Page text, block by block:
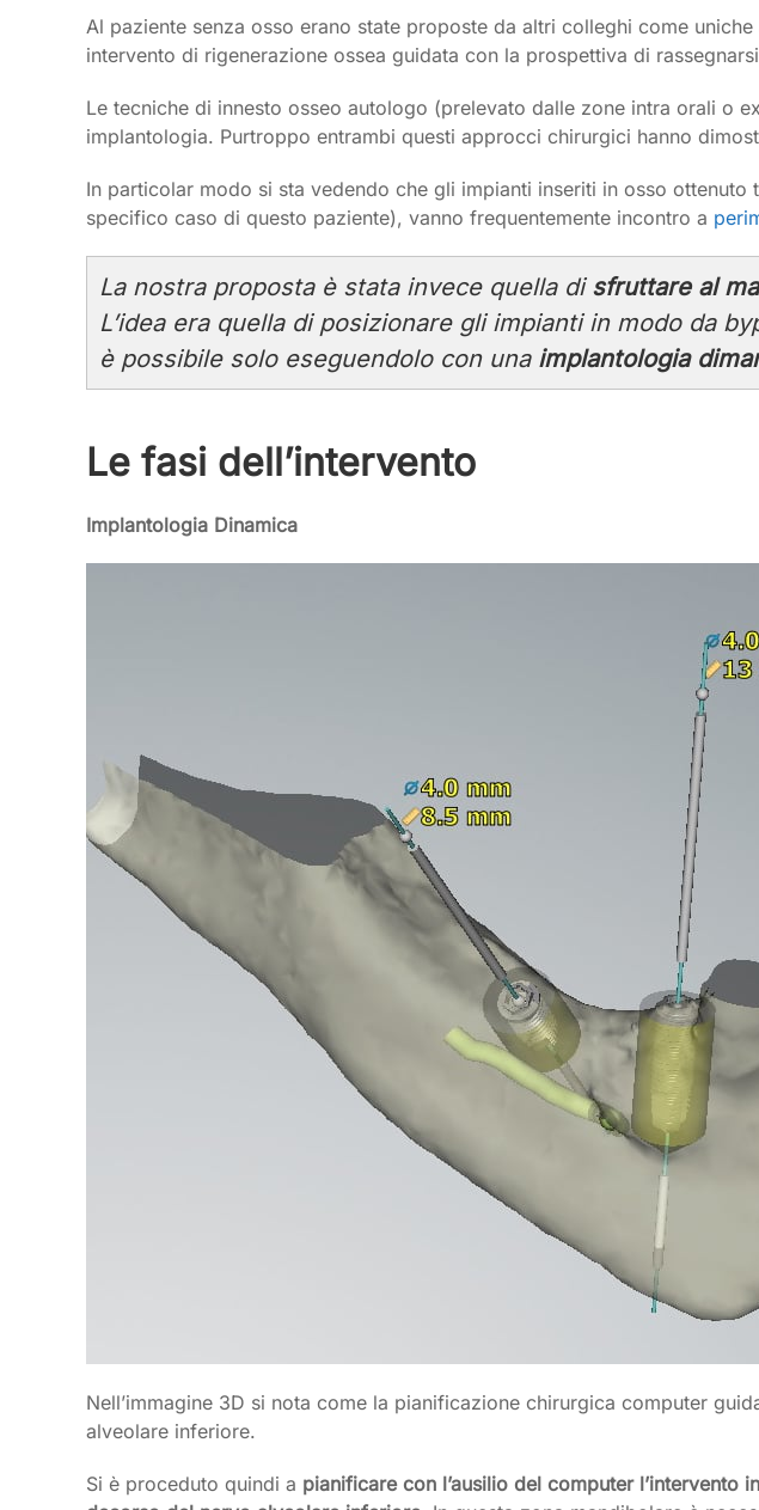
Al paziente senza osso erano state proposte da altri colleghi come
intervento di rigenerazione ossea guidata con la prospettiva di
Le tecniche di innesto osseo autologo (prelevato dalle zone intra orali o
implantologia. Purtroppo entrambi questi approcci chirurgici hanno
In particolar modo si sta vedendo che gli impianti inseriti in osso
specifico caso di questo paziente), vanno frequentemente incontro a
La nostra proposta è stata invece quella di sfruttare al
L’idea era quella di posizionare gli impianti in modo da
è possibile solo eseguendolo con una implantologia
Le fasi dell’intervento
Implantologia Dinamica
Nell’immagine 3D si nota come la pianificazione chirurgica computer
alveolare inferiore.
Si è proceduto quindi a pianificare con l’ausilio del computer